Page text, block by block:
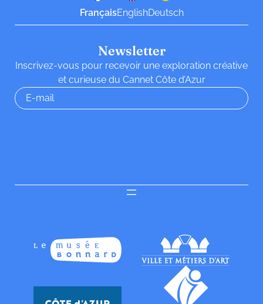
FrançaisEnglishDeutsch
Newsletter
Inscrivez-vous pour recevoir une exploration créative
et curieuse du Cannet Côte d’Azur